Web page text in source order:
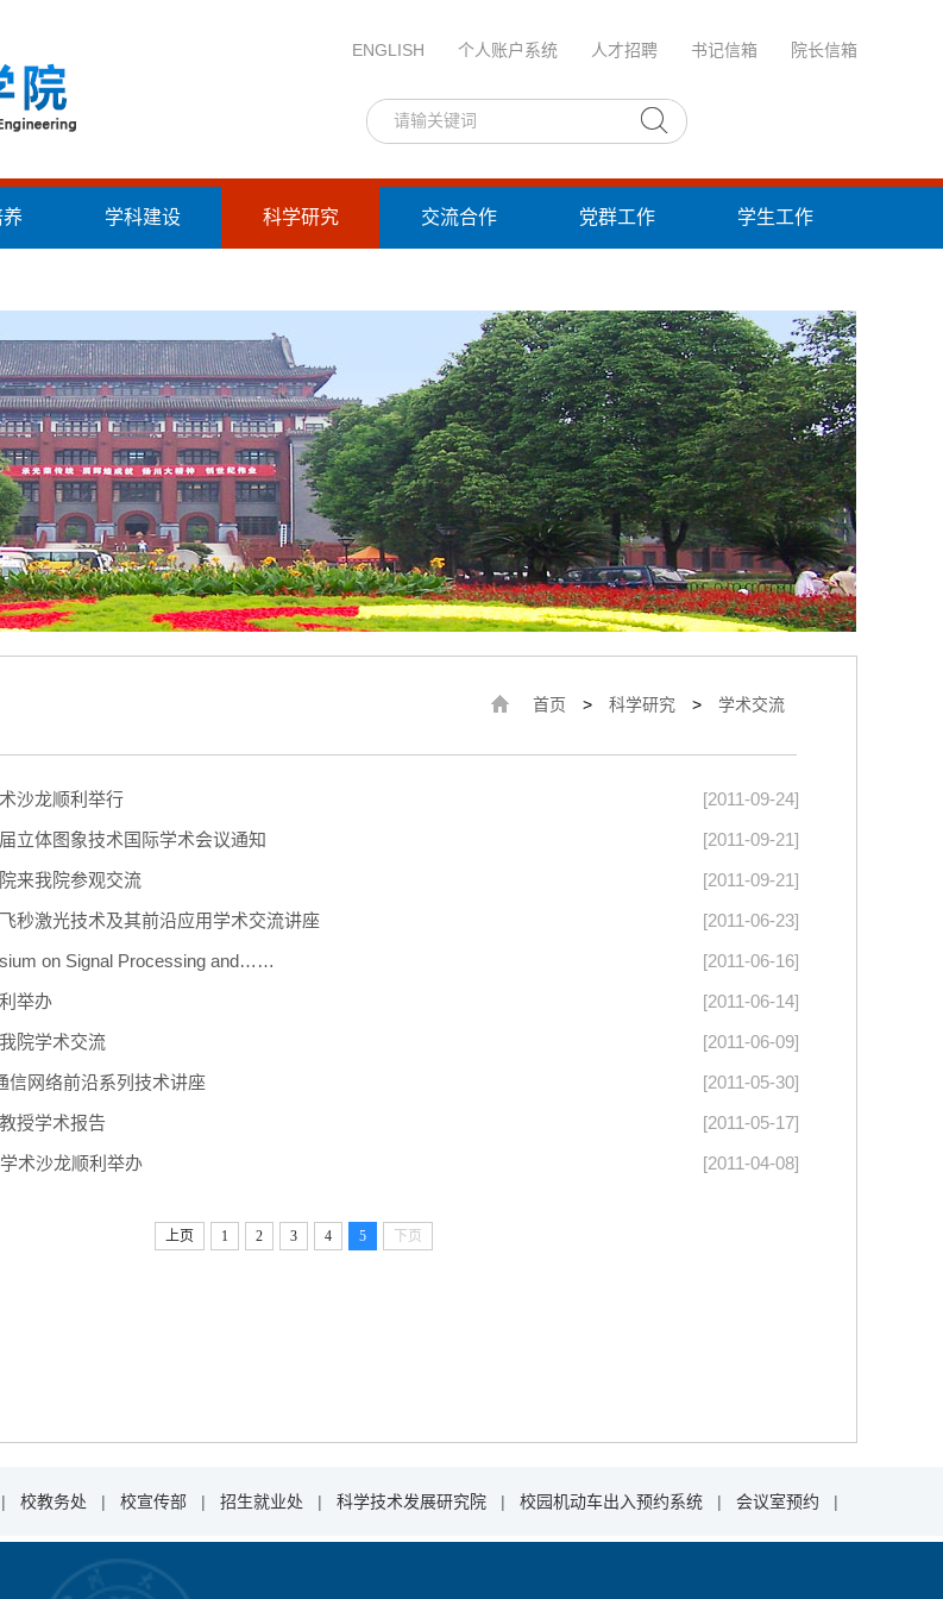
ENGLISH 个人账户系统 人才招聘 书记信箱 院长信箱
养 学科建设 科学研究 交流合作 党群工作 学生工作
首页 > 科学研究 > 学术交流
[2011-09-24]
沙龙顺利举行
[2011-09-21]
立体图象技术国际学术会议通知
[2011-09-21]
来我院参观交流
[2011-06-23]
秒激光技术及其前沿应用学术交流讲座
[2011-06-16]
on Signal Processing and……
[2011-06-14]
举办
[2011-06-09]
院学术交流
[2011-05-30]
信网络前沿系列技术讲座
[2011-05-17]
授学术报告
[2011-04-08]
术沙龙顺利举办
上页 1 2 3 4 5 下页
| 校教务处 | 校宣传部 | 招生就业处 | 科学技术发展研究院 | 校园机动车出入预约系统 | 会议室预约 |